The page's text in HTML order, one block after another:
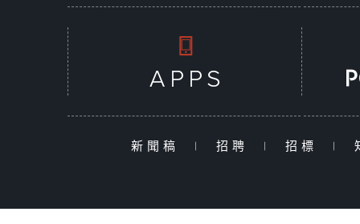
新聞稿 | 招聘 | 招標 |